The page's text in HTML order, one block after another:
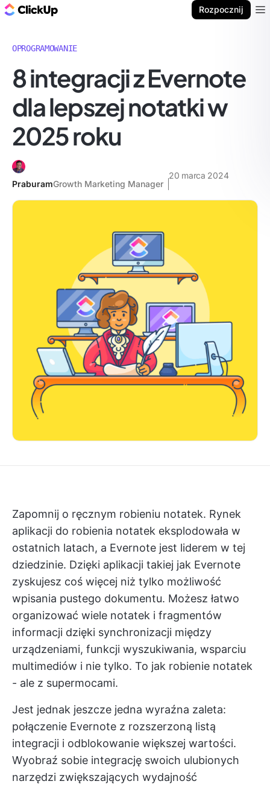
Rozpocznij
OPROGRAMOWANIE
8 integracji z Evernote
dla lepszej notatki w
2025 roku
PraburamGrowth Marketing Manager
20 marca 2024
Zapomnij o ręcznym robieniu notatek. Rynek
aplikacji do robienia notatek eksplodowała w
ostatnich latach, a Evernote jest liderem w tej
dziedzinie. Dzięki aplikacji takiej jak Evernote
zyskujesz coś więcej niż tylko możliwość
wpisania pustego dokumentu. Możesz łatwo
organizować wiele notatek i fragmentów
informacji dzięki synchronizacji między
urządzeniami, funkcji wyszukiwania, wsparciu
multimediów i nie tylko. To jak robienie notatek
- ale z supermocami.
Jest jednak jeszcze jedna wyraźna zaleta:
połączenie Evernote z rozszerzoną listą
integracji i odblokowanie większej wartości.
Wyobraź sobie integrację swoich ulubionych
narzędzi zwiększających wydajność